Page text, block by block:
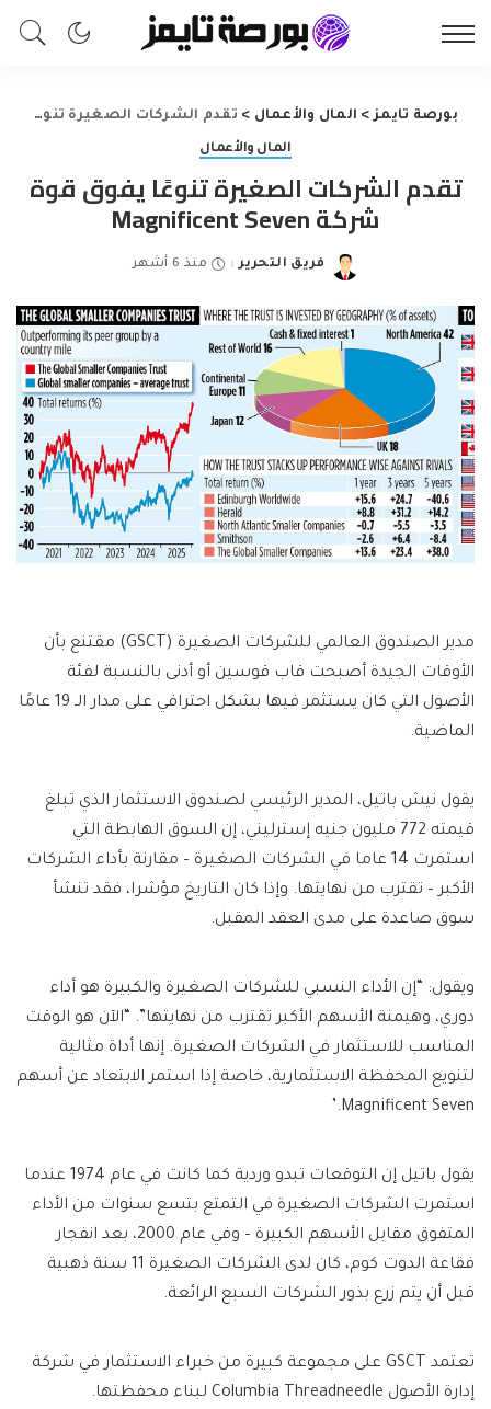
بورصة تايمز> المال والأعمال > تقدم الشركات الصغيرة تنوعًا يفوق قوة شركة Magnificent Seven
المال والأعمال
تقدم الشركات الصغيرة تنوعًا يفوق قوة
شركة Magnificent Seven
Posted
فريق التحرير منذ 6 أشهر
مدير الصندوق العالمي للشركات الصغيرة (GSCT) مقتنع بأن
الأوقات الجيدة أصبحت قاب قوسين أو أدنى بالنسبة لفئة
الأصول التي كان يستثمر فيها بشكل احترافي على مدار الـ 19 عامًا
الماضية.
يقول نيش باتيل، المدير الرئيسي لصندوق الاستثمار الذي تبلغ
قيمته 772 مليون جنيه إسترليني، إن السوق الهابطة التي
استمرت 14 عاما في الشركات الصغيرة – مقارنة بأداء الشركات
الأكبر – تقترب من نهايتها. وإذا كان التاريخ مؤشرا، فقد تنشأ
سوق صاعدة على مدى العقد المقبل.
ويقول: “إن الأداء النسبي للشركات الصغيرة والكبيرة هو أداء
دوري، وهيمنة الأسهم الأكبر تقترب من نهايتها”. “الآن هو الوقت
المناسب للاستثمار في الشركات الصغيرة. إنها أداة مثالية
لتنويع المحفظة الاستثمارية، خاصة إذا استمر الابتعاد عن أسهم
Magnificent Seven.’
يقول باتيل إن التوقعات تبدو وردية كما كانت في عام 1974 عندما
استمرت الشركات الصغيرة في التمتع بتسع سنوات من الأداء
المتفوق مقابل الأسهم الكبيرة – وفي عام 2000، بعد انفجار
فقاعة الدوت كوم، كان لدى الشركات الصغيرة 11 سنة ذهبية
قبل أن يتم زرع بذور الشركات السبع الرائعة.
تعتمد GSCT على مجموعة كبيرة من خبراء الاستثمار في شركة
إدارة الأصول Columbia Threadneedle لبناء محفظتها.